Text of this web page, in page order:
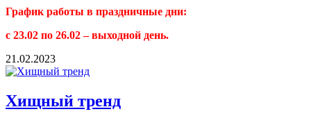
График работы в праздничные дни:
с 23.02 по 26.02 – выходной день.
21.02.2023
Хищный тренд